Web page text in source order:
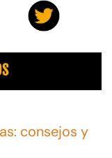
consejos y